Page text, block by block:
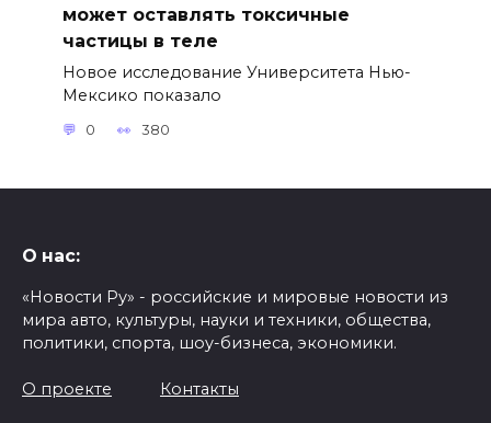
может оставлять токсичные
частицы в теле
Новое исследование Университета Нью-
Мексико показало
0 380
О нас:
«Новости Ру» - российские и мировые новости из
мира авто, культуры, науки и техники, общества,
политики, спорта, шоу-бизнеса, экономики.
О проекте Контакты